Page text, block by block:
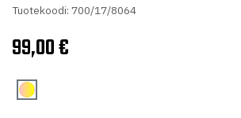
Tuotekoodi: 700/17/8064
99,00€